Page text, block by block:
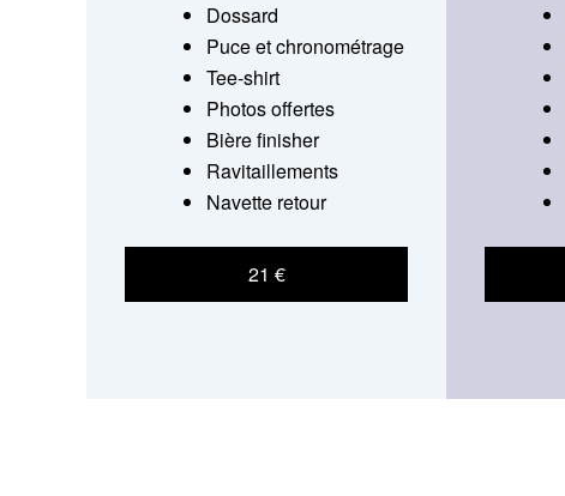
Dossard
Puce et chronométrage
Tee-shirt
Photos offertes
Bière finisher
Ravitaillements
Navette retour
21 €